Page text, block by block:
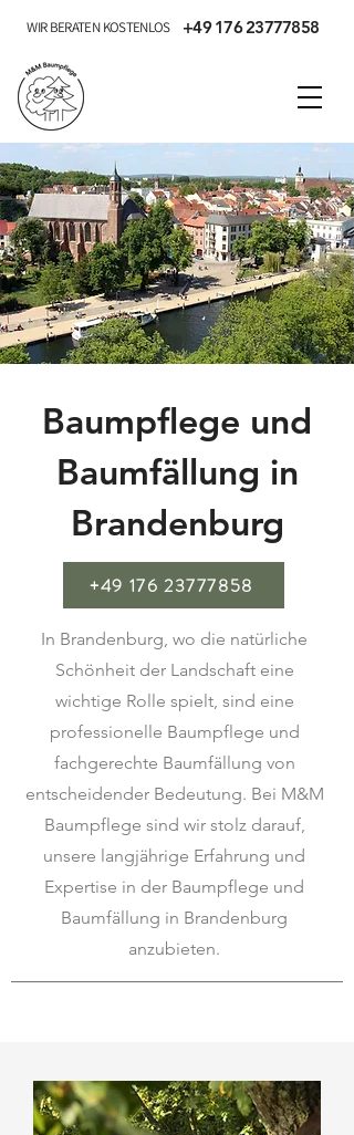
WIR BERATEN KOSTENLOS +49 176 23777858
Baumpflege und
Baumfällung in
Brandenburg
+49 176 23777858
In Brandenburg, wo die natürliche
Schönheit der Landschaft eine
wichtige Rolle spielt, sind eine
professionelle Baumpflege und
fachgerechte Baumfällung von
entscheidender Bedeutung. Bei M&M
Baumpflege sind wir stolz darauf,
unsere langjährige Erfahrung und
Expertise in der Baumpflege und
Baumfällung in Brandenburg
anzubieten.